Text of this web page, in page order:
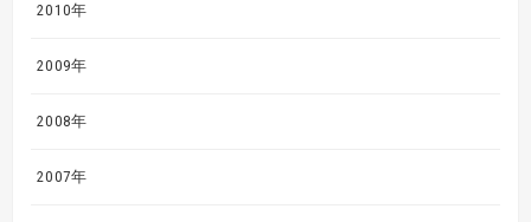
2010年
2009年
2008年
2007年